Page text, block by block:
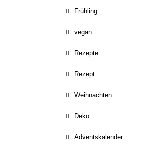
Frühling
vegan
Rezepte
Rezept
Weihnachten
Deko
Adventskalender